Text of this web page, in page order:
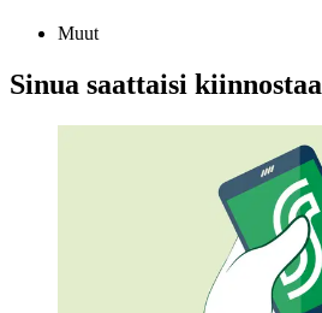
Muut
Sinua saattaisi kiinnostaa